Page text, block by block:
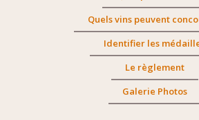
Quels vins peuvent
Identifier les
Le règlement
Galerie Photos